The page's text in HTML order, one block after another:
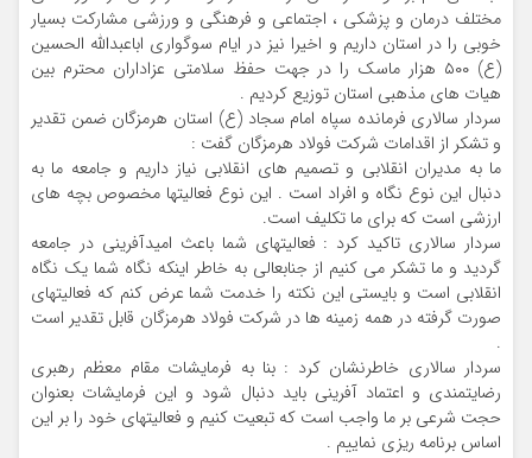
مختلف درمان و پزشکی ، اجتماعی و فرهنگی و‌ ورزشی مشارکت بسیار
خوبی را در استان داریم و اخیرا نیز در ایام سوگواری اباعبدالله الحسین
(ع) ۵۰۰ هزار ماسک را در جهت حفظ سلامتی عزاداران محترم بین
هیات های مذهبی استان توزیع کردیم .
سردار سالاری فرمانده سپاه امام سجاد (ع) استان هرمزگان ضمن تقدیر
و تشکر از اقدامات شرکت فولاد هرمزگان گفت :
ما به مدیران انقلابی و تصمیم های انقلابی نیاز داریم و جامعه ما به
دنبال این نوع نگاه و افراد است . این نوع فعالیتها مخصوص بچه های
ارزشی است که برای ما تکلیف است.
سردار سالاری تاکید کرد : فعالیتهای شما باعث امیدآفرینی در جامعه
گردید و ما تشکر می کنیم از جنابعالی به خاطر اینکه نگاه شما یک نگاه
انقلابی است و بایستی این نکته را خدمت شما عرض کنم که فعالیتهای
صورت گرفته در همه زمینه ها در شرکت فولاد هرمزگان قابل تقدیر است
.
سردار سالاری خاطرنشان کرد : بنا به فرمایشات مقام معظم رهبری
رضایتمندی و اعتماد آفرینی باید دنبال شود و این فرمایشات بعنوان
حجت شرعی بر ما واجب است که تبعیت کنیم و فعالیتهای خود را بر این
اساس برنامه ریزی نماییم .